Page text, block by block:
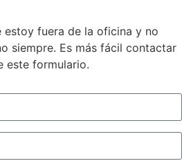
estoy fuera de la oficina y no
siempre. Es más fácil contactar
este formulario.